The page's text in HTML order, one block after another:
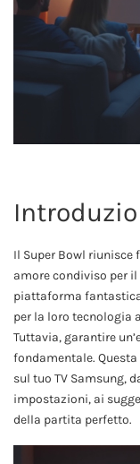
Il Super Bowl
amore condiviso per
piattaforma
per la loro tecnologia
Tuttavia, garantire
fondamentale.
sul tuo TV Samsung,
impostazioni, ai
della partita perfetto.